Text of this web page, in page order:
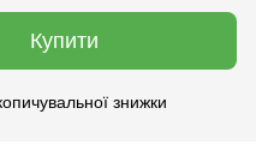
Купити
знижки